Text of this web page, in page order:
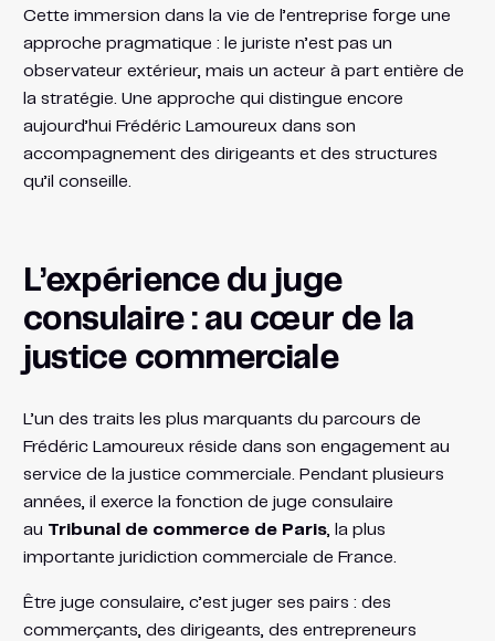
Cette immersion dans la vie de l’entreprise forge une
approche pragmatique : le juriste n’est pas un
observateur extérieur, mais un acteur à part entière de
la stratégie. Une approche qui distingue encore
aujourd’hui Frédéric Lamoureux dans son
accompagnement des dirigeants et des structures
qu’il conseille.
L’expérience du juge
consulaire : au cœur de la
justice commerciale
L’un des traits les plus marquants du parcours de
Frédéric Lamoureux réside dans son engagement au
service de la justice commerciale. Pendant plusieurs
années, il exerce la fonction de juge consulaire
au Tribunal de commerce de Paris, la plus
importante juridiction commerciale de France.
Être juge consulaire, c’est juger ses pairs : des
commerçants, des dirigeants, des entrepreneurs